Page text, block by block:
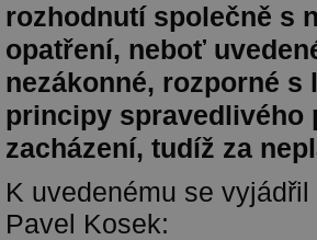
rozhodnutí společně s
opatření, neboť
nezákonné, rozporné s
principy spravedlivého
zacházení, tudíž za
K uvedenému se
Pavel Kosek: